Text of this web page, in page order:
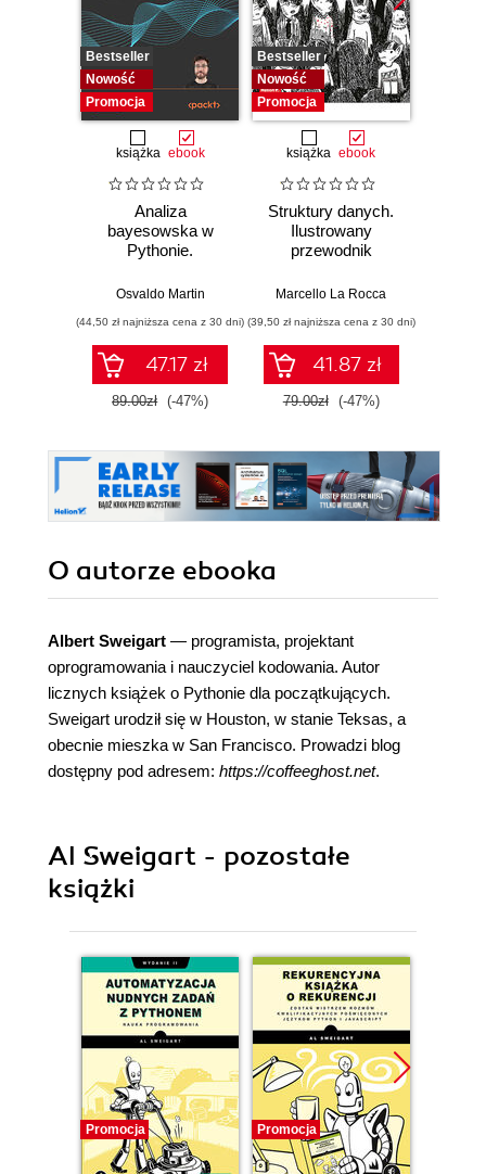
Bestseller
Nowość
Promocja
książka ebook
Analiza
bayesowska w
Pythonie.
przewodnik po
probabilistycznym.
Wydanie III
Osvaldo Martin
(44,50 zł najniższa cena z 30 dni)
47.17 zł
89.00zł (-47%)
Bestseller
Nowość
Promocja
książka ebook
Struktury danych.
Ilustrowany
przewodnik
Marcello La Rocca
(39,50 zł najniższa cena z 30 dni)
41.87 zł
79.00zł (-47%)
O autorze ebooka
Albert Sweigart — programista, projektant
oprogramowania i nauczyciel kodowania. Autor
licznych książek o Pythonie dla początkujących.
Sweigart urodził się w Houston, w stanie Teksas, a
obecnie mieszka w San Francisco. Prowadzi blog
dostępny pod adresem: https://coffeeghost.net.
Al Sweigart - pozostałe
książki
Promocja Promocja